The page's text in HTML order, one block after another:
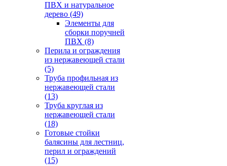
ПВХ и натуральное
дерево (49)
Элементы для
сборки поручней
ПВХ (8)
Перила и ограждения
из нержавеющей стали
(5)
Труба профильная из
нержавеющей стали
(13)
Труба круглая из
нержавеющей стали
(18)
Готовые стойки
балясины для лестниц,
перил и ограждений
(15)